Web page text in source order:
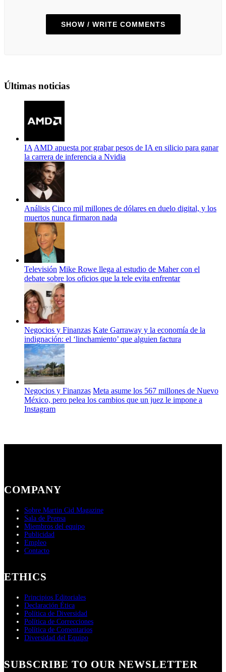
SHOW / WRITE COMMENTS
Últimas noticias
IA AMD apuesta por grabar pesos de IA en silicio para ganar
la carrera de inferencia a Nvidia
Análisis Cinco mil millones de dólares en duelo digital, y los
muertos nunca firmaron nada
Televisión Mike Rowe llega al estudio de Maher con el
debate sobre los oficios que la tele evita enfrentar
Negocios y Finanzas Kate Garraway y la economía de la
indignación: el ‘linchamiento’ que alguien factura
Negocios y Finanzas Meta asume los 567 millones de Nuevo
México, pero pelea los cambios que un juez le impone a
Instagram
COMPANY
Sobre Martin Cid Magazine
Sala de Prensa
Miembros del equipo
Publicidad
Empleo
Contacto
ETHICS
Principios Editoriales
Declaración Ética
Política de Diversidad
Política de Correcciones
Política de Comentarios
Diversidad del Equipo
SUBSCRIBE TO OUR NEWSLETTER